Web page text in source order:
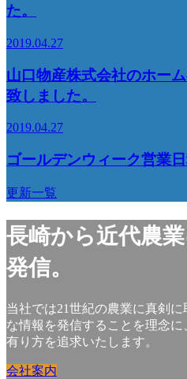
た。
2019.04.27
山口物産株式会社のホー
致しました。
2019.04.27
ゴールデンウィーク営業
更新一覧
長崎から近代農
発信。
当社では21世紀の農業に真剣
な情報を発信することを理念
有り方を追求いたします。
会社案内